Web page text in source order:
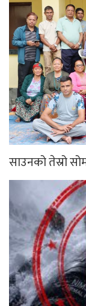
साउनको तेस्रो